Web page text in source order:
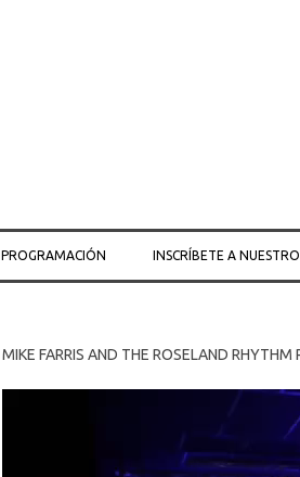
PROGRAMACIÓN INSCRÍBETE A
MIKE FARRIS AND THE ROSELAND